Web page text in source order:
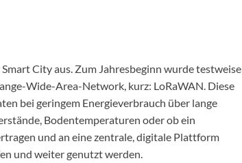
City aus. Zum Jahresbeginn wurde testweise
Wide-Area-Network, kurz: LoRaWAN. Diese
bei geringem Energieverbrauch über lange
Bodentemperaturen oder ob ein
und an eine zentrale, digitale Plattform
und weiter genutzt werden.